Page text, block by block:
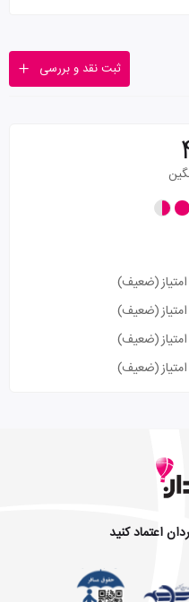
ثبت نقد و بررسی
(ضعیف)
(ضعیف)
(ضعیف)
(ضعیف)
اعتماد کنید